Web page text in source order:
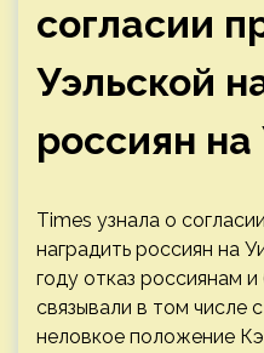
согласии
Уэльской
россиян
Times узнала о
наградить россиян на
году отказ россиянам
связывали в том числе
неловкое положение